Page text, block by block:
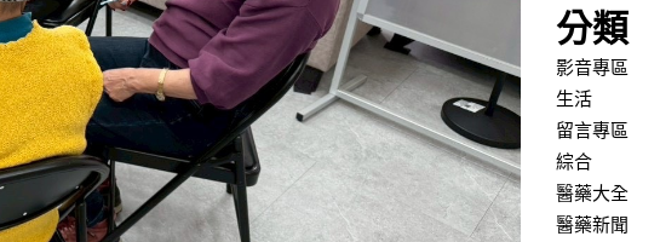
分類
影音專區
生活
留言專區
綜合
醫藥大全
醫藥新聞